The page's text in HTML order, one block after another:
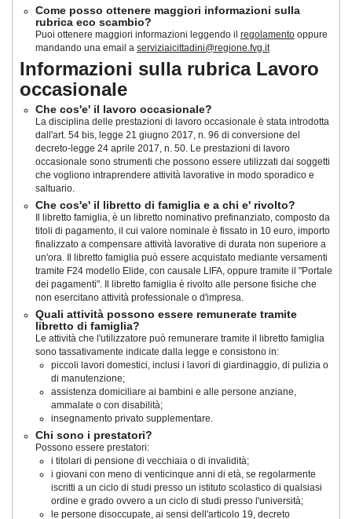
Come posso ottenere maggiori informazioni sulla
rubrica eco scambio?
Puoi ottenere maggiori informazioni leggendo il regolamento oppure
mandando una email a serviziaicittadini@regione.fvg.it
Informazioni sulla rubrica Lavoro
occasionale
Che cos'e' il lavoro occasionale?
La disciplina delle prestazioni di lavoro occasionale è stata introdotta
dall'art. 54 bis, legge 21 giugno 2017, n. 96 di conversione del
decreto-legge 24 aprile 2017, n. 50. Le prestazioni di lavoro
occasionale sono strumenti che possono essere utilizzati dai soggetti
che vogliono intraprendere attività lavorative in modo sporadico e
saltuario.
Che cos'e' il libretto di famiglia e a chi e' rivolto?
Il libretto famiglia, è un libretto nominativo prefinanziato, composto da
titoli di pagamento, il cui valore nominale è fissato in 10 euro, importo
finalizzato a compensare attività lavorative di durata non superiore a
un'ora. Il libretto famiglia può essere acquistato mediante versamenti
tramite F24 modello Elide, con causale LIFA, oppure tramite il "Portale
dei pagamenti". Il libretto famiglia è rivolto alle persone fisiche che
non esercitano attività professionale o d'impresa.
Quali attività possono essere remunerate tramite
libretto di famiglia?
Le attività che l'utilizzatore può remunerare tramite il libretto famiglia
sono tassativamente indicate dalla legge e consistono in:
piccoli lavori domestici, inclusi i lavori di giardinaggio, di pulizia o
di manutenzione;
assistenza domiciliare ai bambini e alle persone anziane,
ammalate o con disabilità;
insegnamento privato supplementare.
Chi sono i prestatori?
Possono essere prestatori:
i titolari di pensione di vecchiaia o di invalidità;
i giovani con meno di venticinque anni di età, se regolarmente
iscritti a un ciclo di studi presso un istituto scolastico di qualsiasi
ordine e grado ovvero a un ciclo di studi presso l'università;
le persone disoccupate, ai sensi dell'articolo 19, decreto